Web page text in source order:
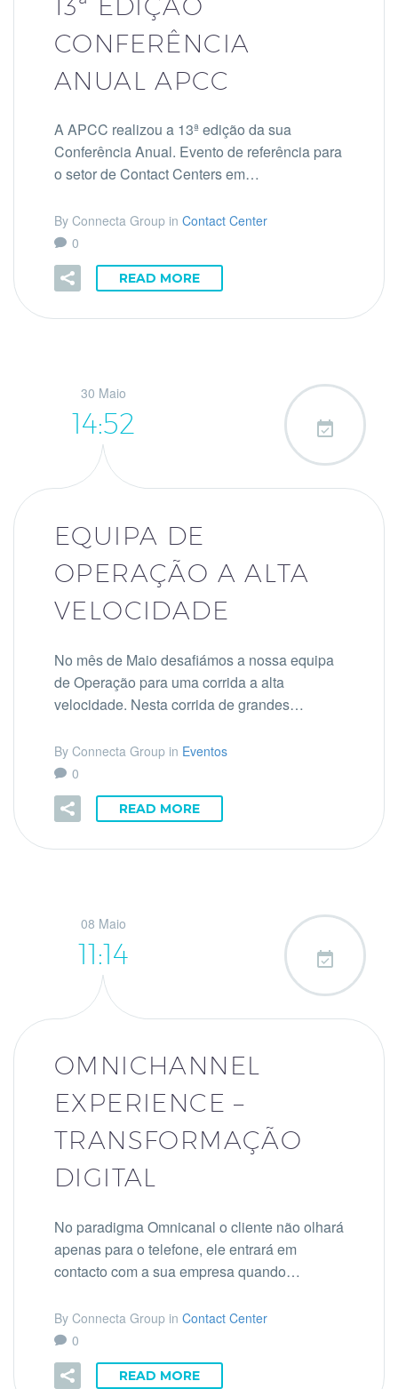
CONFERÊNCIA
ANUAL APCC
A APCC realizou a 13ª edição da sua
Conferência Anual. Evento de referência para
o setor de Contact Centers em…
By Connecta Group in Contact Center
0
READ MORE

30 Maio
14:52
EQUIPA DE
OPERAÇÃO A ALTA
VELOCIDADE
No mês de Maio desafiámos a nossa equipa
de Operação para uma corrida a alta
velocidade. Nesta corrida de grandes…
By Connecta Group in Eventos
0
READ MORE

08 Maio
11:14
OMNICHANNEL
EXPERIENCE –
TRANSFORMAÇÃO
DIGITAL
No paradigma Omnicanal o cliente não olhará
apenas para o telefone, ele entrará em
contacto com a sua empresa quando…
By Connecta Group in Contact Center
0
READ MORE